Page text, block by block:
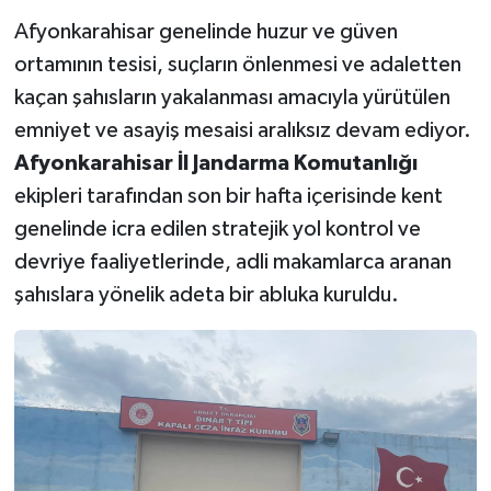
darbe
Afyonkarahisar genelinde huzur ve güven
ortamının tesisi, suçların önlenmesi ve adaletten
kaçan şahısların yakalanması amacıyla yürütülen
emniyet ve asayiş mesaisi aralıksız devam ediyor.
Afyonkarahisar İl Jandarma Komutanlığı
ekipleri tarafından son bir hafta içerisinde kent
genelinde icra edilen stratejik yol kontrol ve
devriye faaliyetlerinde, adli makamlarca aranan
şahıslara yönelik adeta bir abluka kuruldu.